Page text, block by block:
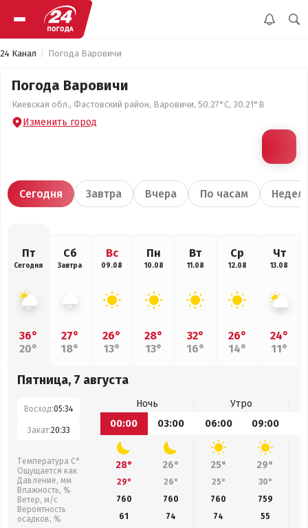
24 Канал Погода Варовичи
Погода Варовичи
Киевская обл., Фастовский район, Варовичи, 50.27°С, 30.21°В
Изменить город
Сегодня Завтра Вчера По часам
Пт
Сегодня
36°
20°
Сб
Завтра
27°
18°
Вс
09.08
26°
13°
Пн
10.08
28°
13°
Вт
11.08
32°
16°
Ср
12.08
26°
14°
Чт
13.08
24°
11°
Пятница, 7 августа
Восход:05:34
Закат:20:33
Температура С°
Ощущается как
Давление, мм
Влажность, %
Ветер, м/с
Вероятность
осадков, %
Ночь
Утро
00:00
03:00 06:00 09:00
28° 26° 25° 29°
29° 26° 25° 30°
760
760 760 759
61
74 74 55